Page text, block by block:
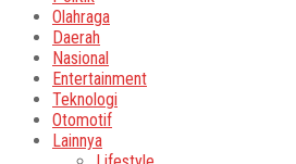
Olahraga
Daerah
Nasional
Entertainment
Teknologi
Otomotif
Lainnya